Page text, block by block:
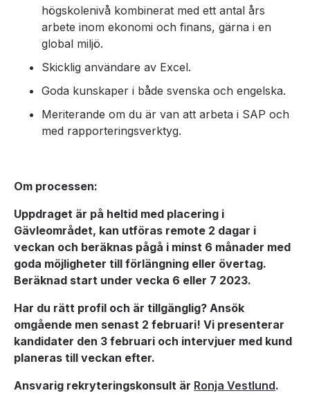
högskolenivå kombinerat med ett antal års
arbete inom ekonomi och finans, gärna i en
global miljö.
Skicklig användare av Excel.
Goda kunskaper i både svenska och engelska.
Meriterande om du är van att arbeta i SAP och
med rapporteringsverktyg.
Om processen:
Uppdraget är på heltid med placering i
Gävleområdet, kan utföras remote 2 dagar i
veckan och beräknas pågå i minst 6 månader med
goda möjligheter till förlängning eller övertag.
Beräknad start under vecka 6 eller 7 2023.
Har du rätt profil och är tillgänglig? Ansök
omgående men senast 2 februari! Vi presenterar
kandidater den 3 februari och intervjuer med kund
planeras till veckan efter.
Ansvarig rekryteringskonsult är Ronja Vestlund.